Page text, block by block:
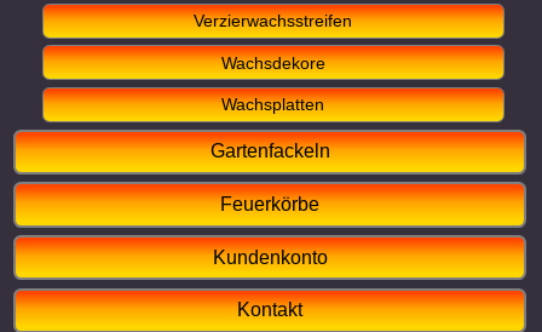
Verzierwachsstreifen
Wachsdekore
Wachsplatten
Gartenfackeln
Feuerkörbe
Kundenkonto
Kontakt